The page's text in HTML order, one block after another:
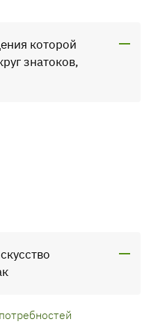
которой
знатоков,